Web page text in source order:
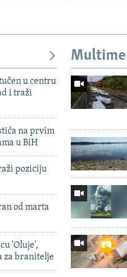
u centru
i traži
na prvim
u BiH
poziciju
od marta
'Oluje',
za branitelje